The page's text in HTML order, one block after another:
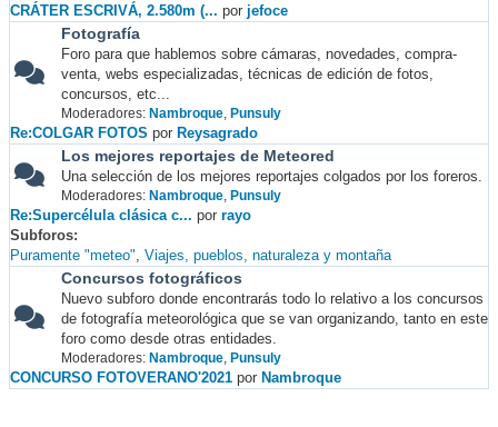
CRÁTER ESCRIVÁ, 2.580m (... por jefoce
Fotografía
Foro para que hablemos sobre cámaras, novedades, compra-
venta, webs especializadas, técnicas de edición de fotos,
concursos, etc...
Moderadores: Nambroque, Punsuly
Re:COLGAR FOTOS por Reysagrado
Los mejores reportajes de Meteored
Una selección de los mejores reportajes colgados por los foreros.
Moderadores: Nambroque, Punsuly
Re:Supercélula clásica c... por rayo
Subforos
Puramente "meteo" Viajes, pueblos, naturaleza y montaña
Concursos fotográficos
Nuevo subforo donde encontrarás todo lo relativo a los concursos
de fotografía meteorológica que se van organizando, tanto en este
foro como desde otras entidades.
Moderadores: Nambroque, Punsuly
CONCURSO FOTOVERANO'2021 por Nambroque